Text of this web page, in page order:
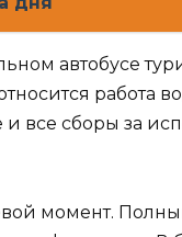
автобусе
работа
все сборы за
момент.